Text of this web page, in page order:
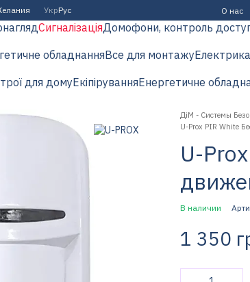
УкрРус О нас
СигналізаціяДомофони, контроль
обладнанняВсе для монтажу
для домуЕкіпіруванняЕнергетичне
ДіМ - Системы
U-Prox PIR White
U-
В наличии
1 350